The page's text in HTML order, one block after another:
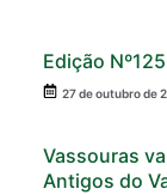
Edição
27 de outubro de
Vassouras
Antigos do